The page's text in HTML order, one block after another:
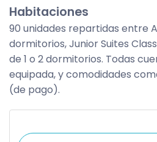
Habitaciones
90 unidades repartidas entre
dormitorios, Junior Suites
de 1 o 2 dormitorios. Todas
equipada, y comodidades
(de pago).